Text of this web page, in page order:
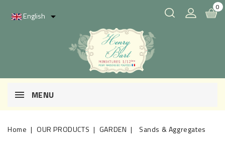
English 
0
MENU
Home OUR PRODUCTS GARDEN Sands & Aggregates